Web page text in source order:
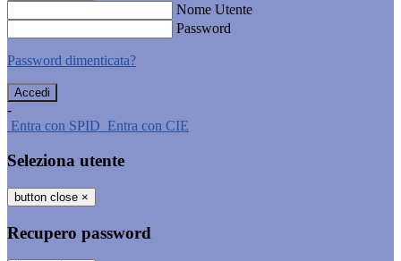
Nome Utente
Password
Password dimenticata?
-
Entra con SPID Entra con CIE
Seleziona utente
button close ×
Recupero password